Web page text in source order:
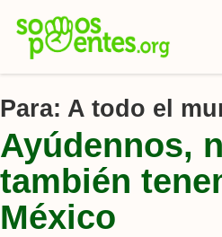
contenido
principal
Para: A todo el
Ayúdennos,
también
México